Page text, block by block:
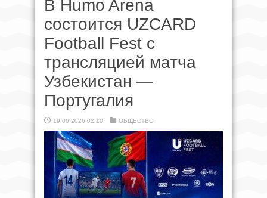
В Humo Arena
состоится UZCARD
Football Fest с
трансляцией матча
Узбекистан —
Португалия
19.06.2026 02:10 ОБЩЕСТВО